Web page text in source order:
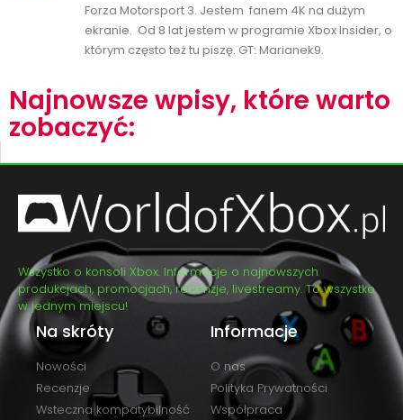
Forza Motorsport 3. Jestem fanem 4K na dużym
ekranie. Od 8 lat jestem w programie Xbox Insider, o
którym często też tu piszę. GT: Marianek9.
Najnowsze wpisy, które warto
zobaczyć:
Wszystko o konsoli Xbox. Informacje o najnowszych
produkcjach, promocjach, recenzje, livestreamy. To wszystko
w jednym miejscu!
Na skróty
Nowości
Recenzje
Wsteczna kompatybilność
Informacje
O nas
Polityka Prywatności
Współpraca